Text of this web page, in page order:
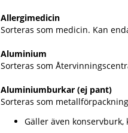
Allergimedicin
Sorteras som medicin. Kan
Aluminium
Sorteras som
Aluminiumburkar (ej pant)
Sorteras som metallförpackning
Gäller även